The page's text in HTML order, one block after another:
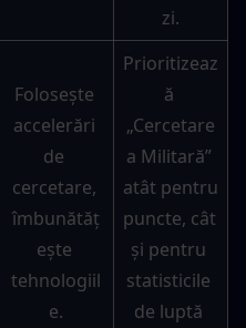
zi.
Folosește
accelerări
de
cercetare,
îmbunătăț
ește
tehnologiil
e.
Prioritizeaz
ă
„Cercetare
a Militară”
atât pentru
puncte, cât
și pentru
statisticile
de luptă